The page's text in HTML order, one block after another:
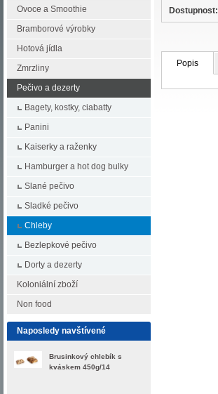
Ovoce a Smoothie
Bramborové výrobky
Hotová jídla
Zmrzliny
Pečivo a dezerty
Bagety, kostky, ciabatty
Panini
Kaiserky a raženky
Hamburger a hot dog bulky
Slané pečivo
Sladké pečivo
Chleby
Bezlepkové pečivo
Dorty a dezerty
Koloniální zboží
Non food
Naposledy navštívené
Brusinkový chlebík s
kváskem 450g/14
Dostupnost:
Popis